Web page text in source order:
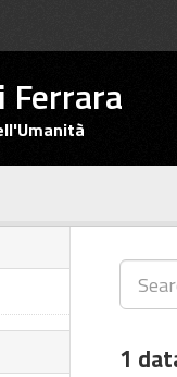
Ferrara
1